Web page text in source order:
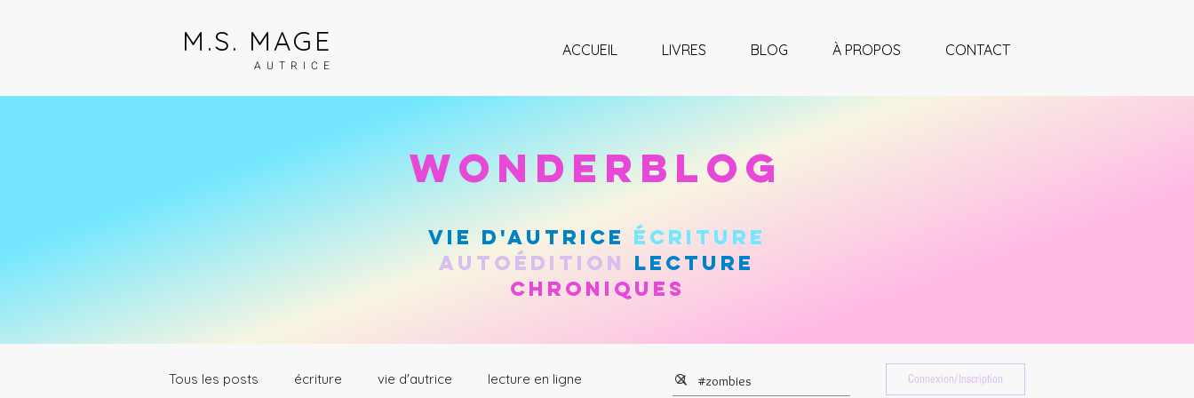
M.S. MAGE
AUTRICE
ACCUEIL LIVRES BLOG À PROPOS CONTACT
wonderblog
vie d'autrice Écriture
autoÉdition
lecture
chroniques
Tous les posts écriture vie d'autrice lecture en ligne Connexion/Inscription